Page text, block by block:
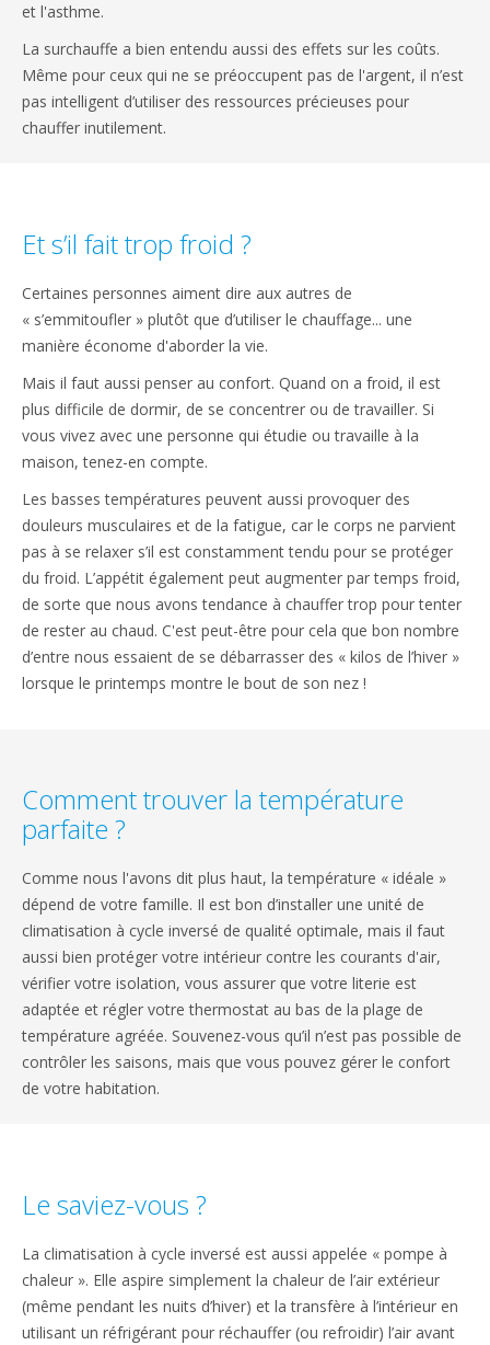
et l'asthme.
La surchauffe a bien entendu aussi des effets sur les coûts.
Même pour ceux qui ne se préoccupent pas de l'argent, il n’est
pas intelligent d’utiliser des ressources précieuses pour
chauffer inutilement.
Et s’il fait trop froid ?
Certaines personnes aiment dire aux autres de
« s’emmitoufler » plutôt que d’utiliser le chauffage... une
manière économe d'aborder la vie.
Mais il faut aussi penser au confort. Quand on a froid, il est
plus difficile de dormir, de se concentrer ou de travailler. Si
vous vivez avec une personne qui étudie ou travaille à la
maison, tenez-en compte.
Les basses températures peuvent aussi provoquer des
douleurs musculaires et de la fatigue, car le corps ne parvient
pas à se relaxer s’il est constamment tendu pour se protéger
du froid. L’appétit également peut augmenter par temps froid,
de sorte que nous avons tendance à chauffer trop pour tenter
de rester au chaud. C'est peut-être pour cela que bon nombre
d’entre nous essaient de se débarrasser des « kilos de l’hiver »
lorsque le printemps montre le bout de son nez !
Comment trouver la température
parfaite ?
Comme nous l'avons dit plus haut, la température « idéale »
dépend de votre famille. Il est bon d’installer une unité de
climatisation à cycle inversé de qualité optimale, mais il faut
aussi bien protéger votre intérieur contre les courants d'air,
vérifier votre isolation, vous assurer que votre literie est
adaptée et régler votre thermostat au bas de la plage de
température agréée. Souvenez-vous qu’il n’est pas possible de
contrôler les saisons, mais que vous pouvez gérer le confort
de votre habitation.
Le saviez-vous ?
La climatisation à cycle inversé est aussi appelée « pompe à
chaleur ». Elle aspire simplement la chaleur de l’air extérieur
(même pendant les nuits d’hiver) et la transfère à l’intérieur en
utilisant un réfrigérant pour réchauffer (ou refroidir) l’air avant